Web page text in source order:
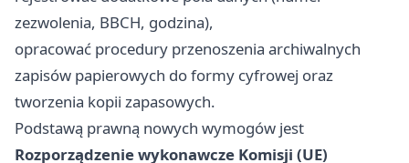
zezwolenia, BBCH, godzina),
opracować procedury przenoszenia archiwalnych
zapisów papierowych do formy cyfrowej oraz
tworzenia kopii zapasowych.
Podstawą prawną nowych wymogów jest
Rozporządzenie wykonawcze Komisji (UE)